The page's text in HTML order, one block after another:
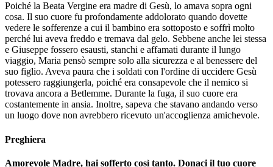
Poiché la Beata Vergine era madre di Gesù, lo amava sopra ogni
cosa. Il suo cuore fu profondamente addolorato quando dovette
vedere le sofferenze a cui il bambino era sottoposto e soffrì molto
perché lui aveva freddo e tremava dal gelo. Sebbene anche lei stessa
e Giuseppe fossero esausti, stanchi e affamati durante il lungo
viaggio, Maria pensò sempre solo alla sicurezza e al benessere del
suo figlio. Aveva paura che i soldati con l'ordine di uccidere Gesù
potessero raggiungerla, poiché era consapevole che il nemico si
trovava ancora a Betlemme. Durante la fuga, il suo cuore era
costantemente in ansia. Inoltre, sapeva che stavano andando verso
un luogo dove non avrebbero ricevuto un'accoglienza amichevole.
Preghiera
Amorevole Madre, hai sofferto così tanto. Donaci il tuo cuore